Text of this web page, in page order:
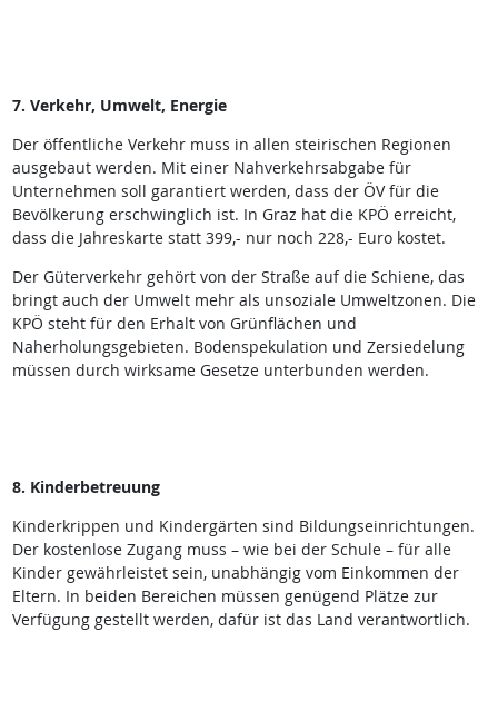
7. Verkehr, Umwelt, Energie
Der öffentliche Verkehr muss in allen steirischen Regionen
ausgebaut werden. Mit einer Nahverkehrsabgabe für
Unternehmen soll garantiert werden, dass der ÖV für die
Bevölkerung erschwinglich ist. In Graz hat die KPÖ erreicht,
dass die Jahreskarte statt 399,- nur noch 228,- Euro kostet.
Der Güterverkehr gehört von der Straße auf die Schiene, das
bringt auch der Umwelt mehr als unsoziale Umweltzonen. Die
KPÖ steht für den Erhalt von Grünflächen und
Naherholungsgebieten. Bodenspekulation und Zersiedelung
müssen durch wirksame Gesetze unterbunden werden.
8. Kinderbetreuung
Kinderkrippen und Kindergärten sind Bildungseinrichtungen.
Der kostenlose Zugang muss – wie bei der Schule – für alle
Kinder gewährleistet sein, unabhängig vom Einkommen der
Eltern. In beiden Bereichen müssen genügend Plätze zur
Verfügung gestellt werden, dafür ist das Land verantwortlich.